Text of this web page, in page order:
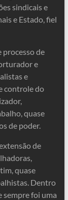
sindicais e
e Estado, fiel
processo de
e
e
controle do
quase
de poder.
de
quase
Dentro
sempre foi uma